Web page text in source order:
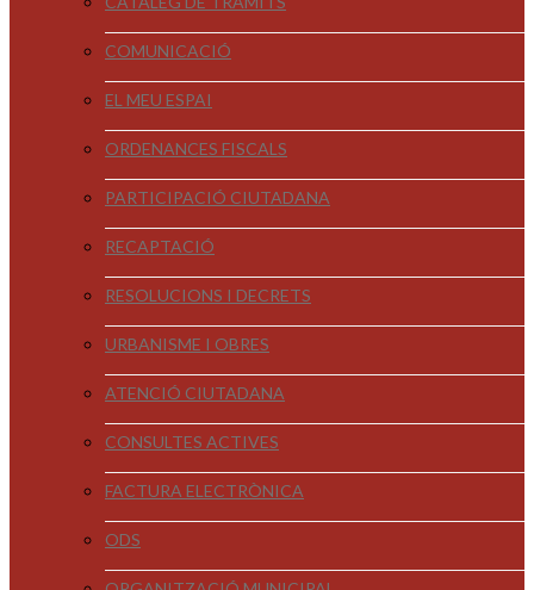
COMUNICACIÓ
EL MEU ESPAI
ORDENANCES FISCALS
PARTICIPACIÓ CIUTADANA
RECAPTACIÓ
RESOLUCIONS I DECRETS
URBANISME I OBRES
ATENCIÓ CIUTADANA
CONSULTES ACTIVES
FACTURA ELECTRÒNICA
ODS